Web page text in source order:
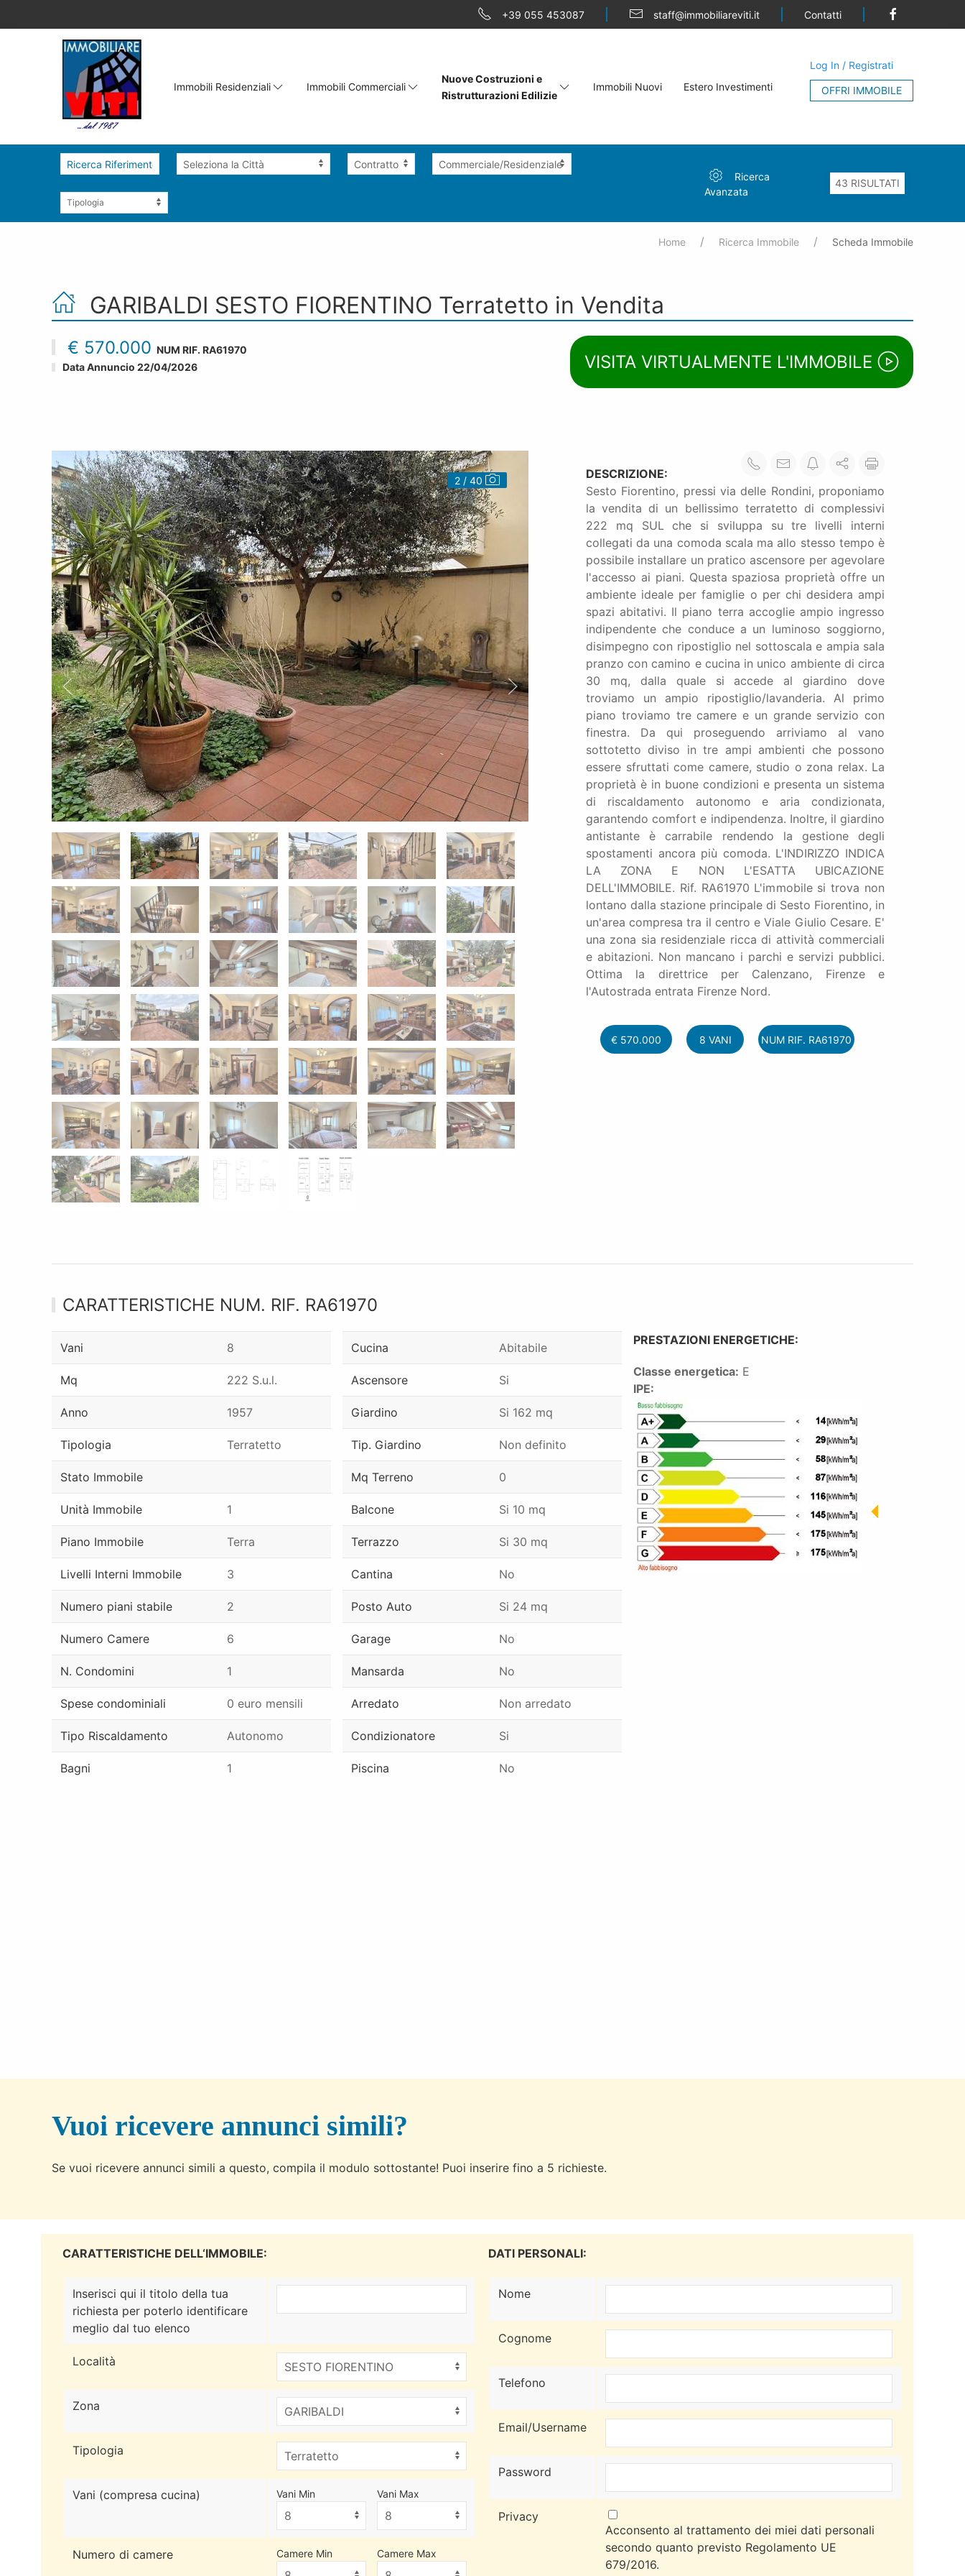
+39 055 453087 staff@immobiliareviti.it Contatti
Immobili Residenziali Immobili Commerciali
Nuove Costruzioni e
Ristrutturazioni Edilizie
Immobili Nuovi Estero Investimenti
Log In / Registrati
OFFRI IMMOBILE
Ricerca
Avanzata
Home Ricerca Immobile Scheda Immobile
GARIBALDI SESTO FIORENTINO Terratetto in Vendita
€ 570.000 NUM RIF. RA61970
Data Annuncio 22/04/2026
VISITA VIRTUALMENTE L'IMMOBILE
2 / 40
DESCRIZIONE:
Sesto Fiorentino, pressi via delle Rondini, proponiamo
la vendita di un bellissimo terratetto di complessivi
222 mq SUL che si sviluppa su tre livelli interni
collegati da una comoda scala ma allo stesso tempo è
possibile installare un pratico ascensore per agevolare
l'accesso ai piani. Questa spaziosa proprietà offre un
ambiente ideale per famiglie o per chi desidera ampi
spazi abitativi. Il piano terra accoglie ampio ingresso
indipendente che conduce a un luminoso soggiorno,
disimpegno con ripostiglio nel sottoscala e ampia sala
pranzo con camino e cucina in unico ambiente di circa
30 mq, dalla quale si accede al giardino dove
troviamo un ampio ripostiglio/lavanderia. Al primo
piano troviamo tre camere e un grande servizio con
finestra. Da qui proseguendo arriviamo al vano
sottotetto diviso in tre ampi ambienti che possono
essere sfruttati come camere, studio o zona relax. La
proprietà è in buone condizioni e presenta un sistema
di riscaldamento autonomo e aria condizionata,
garantendo comfort e indipendenza. Inoltre, il giardino
antistante è carrabile rendendo la gestione degli
spostamenti ancora più comoda. L'INDIRIZZO INDICA
LA ZONA E NON L'ESATTA UBICAZIONE
DELL'IMMOBILE. Rif. RA61970 L'immobile si trova non
lontano dalla stazione principale di Sesto Fiorentino, in
un'area compresa tra il centro e Viale Giulio Cesare. E'
una zona sia residenziale ricca di attività commerciali
e abitazioni. Non mancano i parchi e servizi pubblici.
Ottima la direttrice per Calenzano, Firenze e
l'Autostrada entrata Firenze Nord.
€ 570.000 8 VANI NUM RIF. RA61970
CARATTERISTICHE NUM. RIF. RA61970
Vani 8
Mq 222 S.u.l.
Anno 1957
Tipologia Terratetto
Stato Immobile
Unità Immobile 1
Piano Immobile Terra
Livelli Interni Immobile 3
Numero piani stabile 2
Numero Camere 6
N. Condomini 1
Spese condominiali 0 euro mensili
Tipo Riscaldamento Autonomo
Bagni 1
Cucina Abitabile
Ascensore Si
Giardino Si 162 mq
Tip. Giardino Non definito
Mq Terreno 0
Balcone Si 10 mq
Terrazzo Si 30 mq
Cantina No
Posto Auto Si 24 mq
Garage No
Mansarda No
Arredato Non arredato
Condizionatore Si
Piscina No
PRESTAZIONI ENERGETICHE:
Classe energetica: E
IPE:
Vuoi ricevere annunci simili?
Se vuoi ricevere annunci simili a questo, compila il modulo sottostante! Puoi inserire fino a 5 richieste.
CARATTERISTICHE DELL‘IMMOBILE:
Inserisci qui il titolo della tua
richiesta per poterlo identificare
meglio dal tuo elenco
Località
Zona
Tipologia
Vani (compresa cucina) Vani Min Vani Max
Numero di camere Camere Min Camere Max
DATI PERSONALI:
Nome
Cognome
Telefono
Email/Username
Password
Privacy
Acconsento al trattamento dei miei dati personali
secondo quanto previsto Regolamento UE
679/2016.